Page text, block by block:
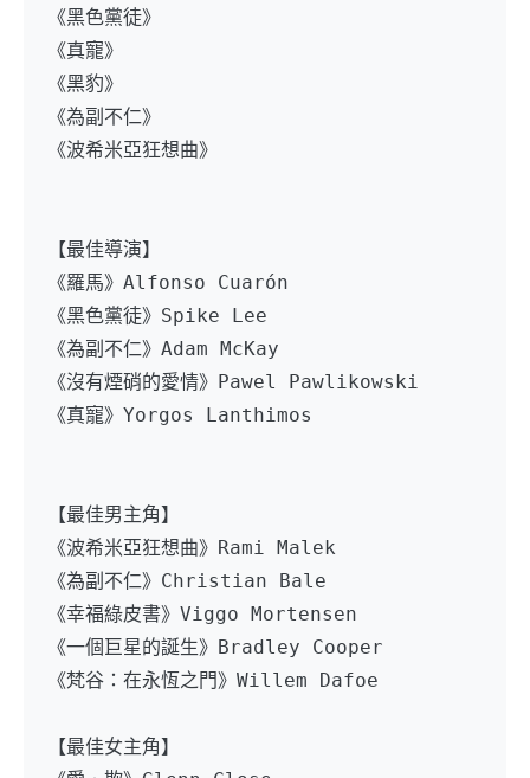
《黑色黨徒》
《真寵》
《黑豹》
《為副不仁》
《波希米亞狂想曲》
【最佳導演】
《羅馬》Alfonso Cuarón
《黑色黨徒》Spike Lee
《為副不仁》Adam McKay
《沒有煙硝的愛情》Pawel Pawlikowski
《真寵》Yorgos Lanthimos
【最佳男主角】
《波希米亞狂想曲》Rami Malek
《為副不仁》Christian Bale
《幸福綠皮書》Viggo Mortensen
《一個巨星的誕生》Bradley Cooper
《梵谷：在永恆之門》Willem Dafoe
【最佳女主角】